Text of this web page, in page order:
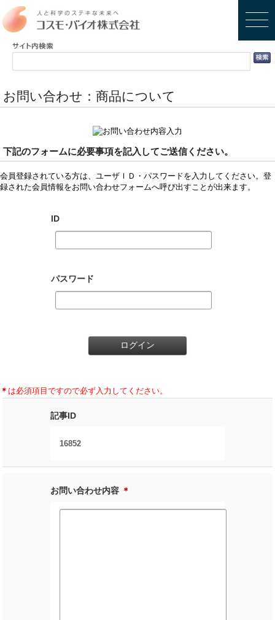
お問い合わせ：商品について
下記のフォームに必要事項を記入してご送信ください。
会員登録されている方は、ユーザＩＤ・パスワードを入力してください。登
録された会員情報をお問い合わせフォームへ呼び出すことが出来ます。
ID
パスワード
＊ は必須項目ですので必ず入力してください。
記事ID
16852
お問い合わせ内容 ＊